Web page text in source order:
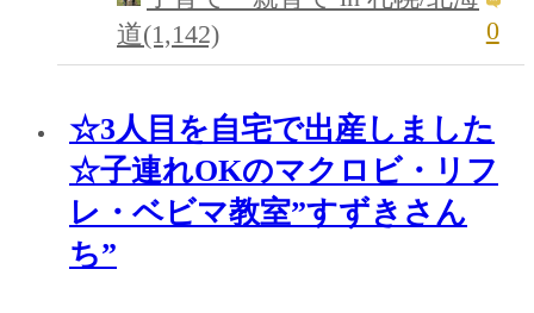
道(1,142)
0
☆3人目を自宅で出産しました
☆子連れOKのマクロビ・リフ
レ・ベビマ教室”すずきさん
ち”